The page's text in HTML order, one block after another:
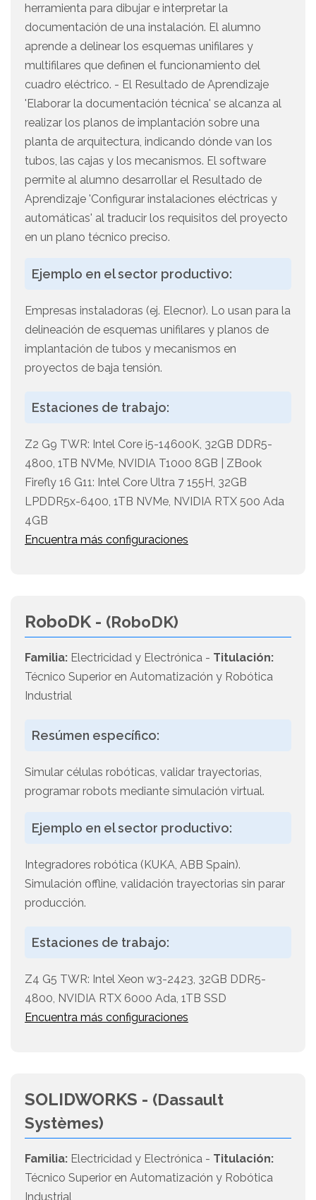
herramienta para dibujar e interpretar la
documentación de una instalación. El alumno
aprende a delinear los esquemas unifilares y
multifilares que definen el funcionamiento del
cuadro eléctrico. - El Resultado de Aprendizaje
'Elaborar la documentación técnica' se alcanza al
realizar los planos de implantación sobre una
planta de arquitectura, indicando dónde van los
tubos, las cajas y los mecanismos. El software
permite al alumno desarrollar el Resultado de
Aprendizaje 'Configurar instalaciones eléctricas y
automáticas' al traducir los requisitos del proyecto
en un plano técnico preciso.
Ejemplo en el sector productivo:
Empresas instaladoras (ej. Elecnor). Lo usan para la
delineación de esquemas unifilares y planos de
implantación de tubos y mecanismos en
proyectos de baja tensión.
Estaciones de trabajo:
Z2 G9 TWR: Intel Core i5-14600K, 32GB DDR5-
4800, 1TB NVMe, NVIDIA T1000 8GB | ZBook
Firefly 16 G11: Intel Core Ultra 7 155H, 32GB
LPDDR5x-6400, 1TB NVMe, NVIDIA RTX 500 Ada
4GB
Encuentra más configuraciones
RoboDK - (RoboDK)
Familia: Electricidad y Electrónica - Titulación:
Técnico Superior en Automatización y Robótica
Industrial
Resúmen específico:
Simular células robóticas, validar trayectorias,
programar robots mediante simulación virtual.
Ejemplo en el sector productivo:
Integradores robótica (KUKA, ABB Spain).
Simulación offline, validación trayectorias sin parar
producción.
Estaciones de trabajo:
Z4 G5 TWR: Intel Xeon w3-2423, 32GB DDR5-
4800, NVIDIA RTX 6000 Ada, 1TB SSD
Encuentra más configuraciones
SOLIDWORKS - (Dassault
Systèmes)
Familia: Electricidad y Electrónica - Titulación:
Técnico Superior en Automatización y Robótica
Industrial